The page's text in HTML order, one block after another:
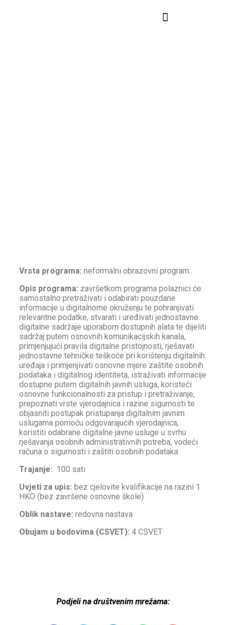
Vrsta programa: neformalni obrazovni program
Opis programa: završetkom programa polaznici će
samostalno pretraživati i odabirati pouzdane
informacije u digitalnome okruženju te pohranjivati
relevantne podatke, stvarati i uređivati jednostavne
digitalne sadržaje uporabom dostupnih alata te dijeliti
sadržaj putem osnovnih komunikacijskih kanala,
primjenjujući pravila digitalne pristojnosti, rješavati
jednostavne tehničke teškoće pri korištenju digitalnih
uređaja i primjenjivati osnovne mjere zaštite osobnih
podataka i digitalnog identiteta, istraživati informacije
dostupne putem digitalnih javnih usluga, koristeći
osnovne funkcionalnosti za pristup i pretraživanje,
prepoznati vrste vjerodajnica i razine sigurnosti te
objasniti postupak pristupanja digitalnim javnim
uslugama pomoću odgovarajućih vjerodajnica,
koristiti odabrane digitalne javne usluge u svrhu
rješavanja osobnih administrativnih potreba, vodeći
računa o sigurnosti i zaštiti osobnih podataka
Trajanje: 100 sati
Uvjeti za upis: bez cjelovite kvalifikacije na razini 1
HKO (bez završene osnovne škole)
Oblik nastave: redovna nastava
Obujam u bodovima (CSVET): 4 CSVET
Podjeli na društvenim mrežama: